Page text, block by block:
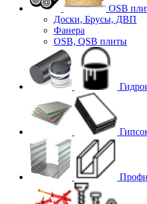
OSB
Доски, Брусы, ДВП
Фанера
OSB, QSB плиты